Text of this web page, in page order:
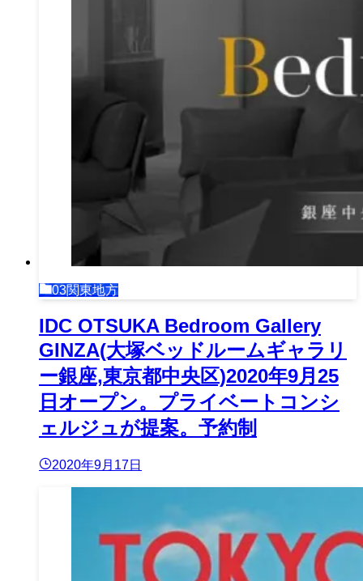
03関東地方
IDC OTSUKA Bedroom Gallery
GINZA(大塚ベッドルームギャラリ
ー銀座,東京都中央区)2020年9月25
日オープン。プライベートコンシ
ェルジュが提案。予約制
2020年9月17日